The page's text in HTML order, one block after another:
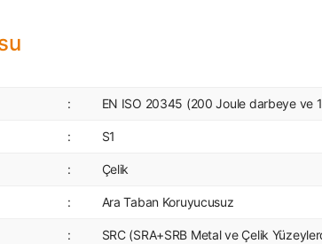
: EN ISO 20345 (200 Joule darbeye ve
: S1
: Çelik
: Ara Taban Koruyucusuz
: SRC (SRA+SRB Metal ve Çelik